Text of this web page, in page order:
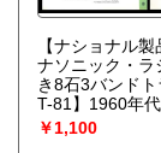
【ナショナル
ナソニック・ラ
き8石3バンド
T-81】1960年
ロ 家電 電化
デザイン
￥1,100